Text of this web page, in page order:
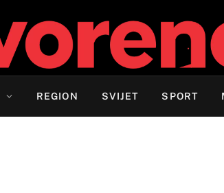
REGION SVIJET SPORT